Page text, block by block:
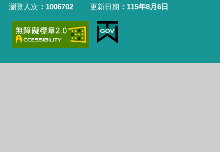
瀏覽人次
1006702 更新日期 115年8月6日